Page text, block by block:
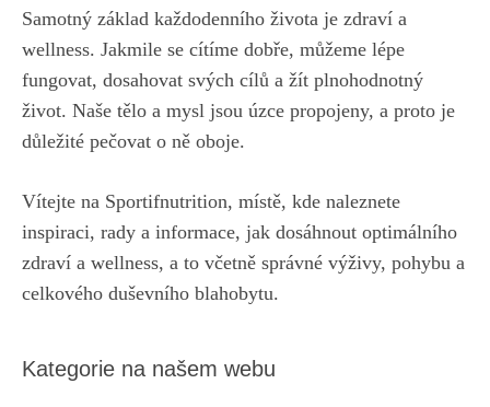
Samotný základ každodenního života je zdraví a
wellness. Jakmile se cítíme dobře, můžeme lépe
fungovat, dosahovat svých cílů a žít plnohodnotný
život. Naše tělo a mysl jsou úzce propojeny, a proto je
důležité pečovat o ně oboje.
Vítejte na Sportifnutrition, místě, kde naleznete
inspiraci, rady a informace, jak dosáhnout optimálního
zdraví a wellness, a to včetně správné výživy, pohybu a
celkového duševního blahobytu.
Kategorie na našem webu